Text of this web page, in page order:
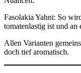
Fasolakia Yahni: So
tomatenlastig ist und an
Allen Varianten
doch tief aromatisch.